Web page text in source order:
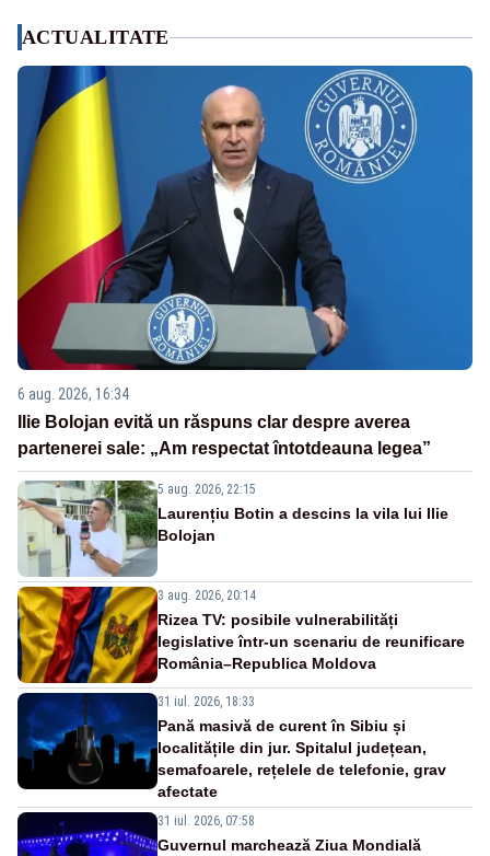
ACTUALITATE
6 aug. 2026, 16:34
Ilie Bolojan evită un răspuns clar despre averea
partenerei sale: „Am respectat întotdeauna legea”
5 aug. 2026, 22:15
Laurențiu Botin a descins la vila lui Ilie
Bolojan
3 aug. 2026, 20:14
Rizea TV: posibile vulnerabilități
legislative într-un scenariu de reunificare
România–Republica Moldova
31 iul. 2026, 18:33
Pană masivă de curent în Sibiu și
localitățile din jur. Spitalul județean,
semafoarele, rețelele de telefonie, grav
afectate
31 iul. 2026, 07:58
Guvernul marchează Ziua Mondială